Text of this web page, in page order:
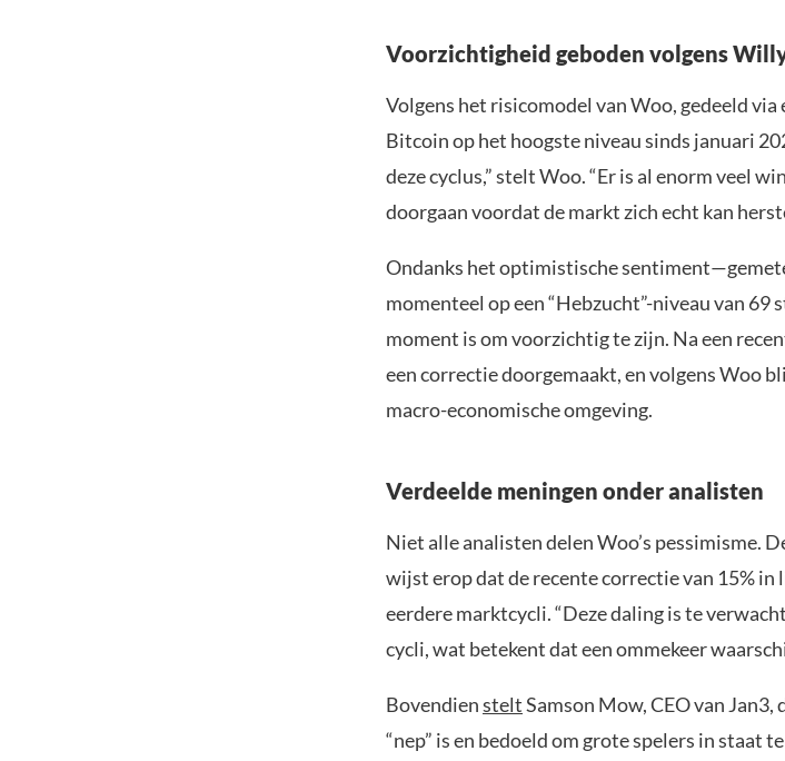
Voorzichtigheid geboden volgens
Volgens het risicomodel van Woo, gedeeld via
Bitcoin op het hoogste niveau sinds januari
deze cyclus,” stelt Woo. “Er is al enorm veel
doorgaan voordat de markt zich echt kan
Ondanks het optimistische
momenteel op een “Hebzucht”-niveau van
moment is om voorzichtig te zijn. Na een
een correctie doorgemaakt, en volgens Woo
macro-economische omgeving.
Verdeelde meningen onder analisten
Niet alle analisten delen Woo’s pessimisme.
wijst erop dat de recente correctie van 15%
eerdere marktcycli. “Deze daling is te
cycli, wat betekent dat een ommekeer
BovendiensteltSamson Mow, CEO van
“nep” is en bedoeld om grote spelers in staat